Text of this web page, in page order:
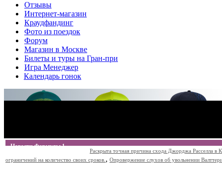
Отзывы
Интернет-магазин
Краудфандинг
Фото из поездок
Форум
Магазин в Москве
Билеты и туры на Гран-при
Игра Менеджер
Календарь гонок
Новости Формулы 1
Раскрыта точная причина схода Джорджа Расселла в
ограничений на количество своих сроков. , Опровержение слухов об увольнении